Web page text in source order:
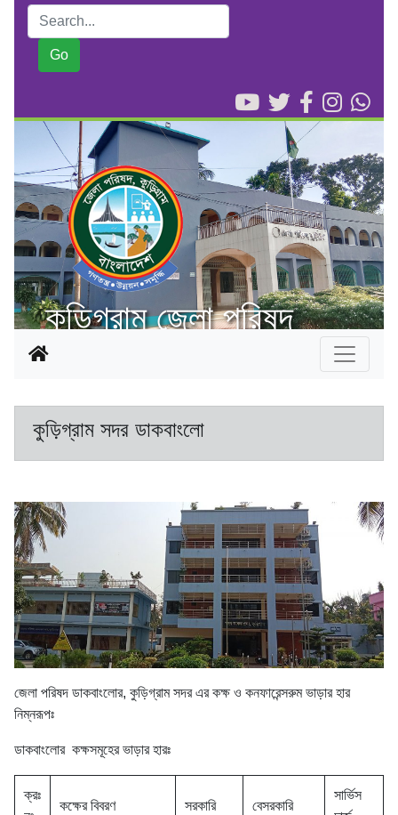
কুড়িগ্রাম জেলা পরিষদ
কুড়িগ্রাম সদর ডাকবাংলো
জেলা পরিষদ ডাকবাংলোর, কুড়িগ্রাম সদর এর কক্ষ ও কনফারেন্সরুম ভাড়ার হার
নিম্নরূপঃ
ডাকবাংলোর কক্ষসমূহের ভাড়ার হারঃ
ক্রঃ
কক্ষের বিবরণ সরকারি বেসরকারি
সার্ভিস